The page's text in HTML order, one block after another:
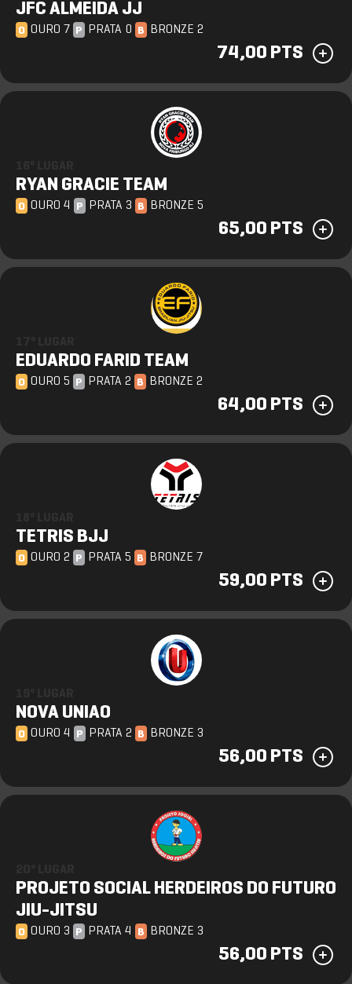
JFC ALMEIDA JJ
O OURO 7 P PRATA 0 B BRONZE 2
74,00 PTS
RYAN GRACIE TEAM
O OURO 4 P PRATA 3 B BRONZE 5
65,00 PTS
EDUARDO FARID TEAM
O OURO 5 P PRATA 2 B BRONZE 2
64,00 PTS
TETRIS BJJ
O OURO 2 P PRATA 5 B BRONZE 7
59,00 PTS
NOVA UNIAO
O OURO 4 P PRATA 2 B BRONZE 3
56,00 PTS
PROJETO SOCIAL HERDEIROS DO FUTURO
JIU-JITSU
O OURO 3 P PRATA 4 B BRONZE 3
56,00 PTS